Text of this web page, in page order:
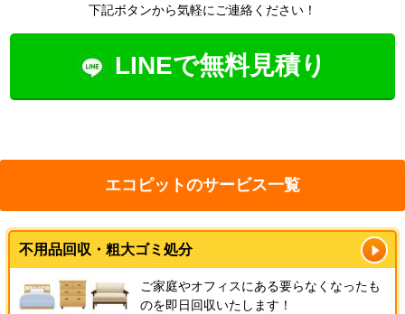
下記ボタンから気軽にご連絡ください！
LINEで無料見積り
エコピットのサービス一覧
不用品回収・粗大ゴミ処分
ご家庭やオフィスにある要らなくなったも
のを即日回収いたします！